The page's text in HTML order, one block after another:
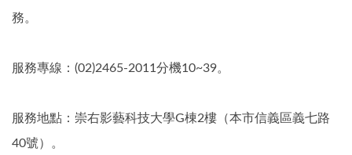
務。
服務專線：(02)2465-2011分機10~39。
服務地點：崇右影藝科技大學G棟2樓（本市信義區義七路
40號）。